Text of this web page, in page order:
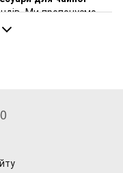
Ми пропонуємо
чаю, які
Наші вироби
у світ традиційного
японської або
давні традиції Сходу.